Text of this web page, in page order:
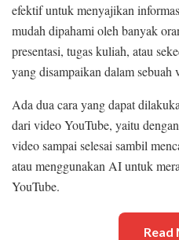
efektif untuk menyajikan
mudah dipahami oleh banyak
presentasi, tugas kuliah, atau
yang disampaikan dalam sebuah
Ada dua cara yang dapat
dari video YouTube, yaitu
video sampai selesai sambil
atau menggunakan AI untuk
YouTube.
Read